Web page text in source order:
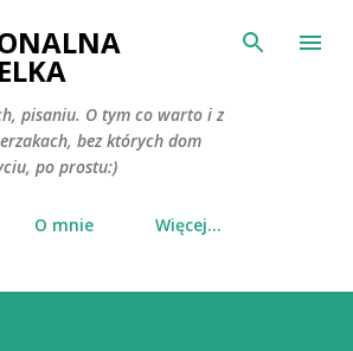
do głównej zawartości
pisaniu. O tym co warto i z
bez których dom
po prostu:)
O mnie Więcej…